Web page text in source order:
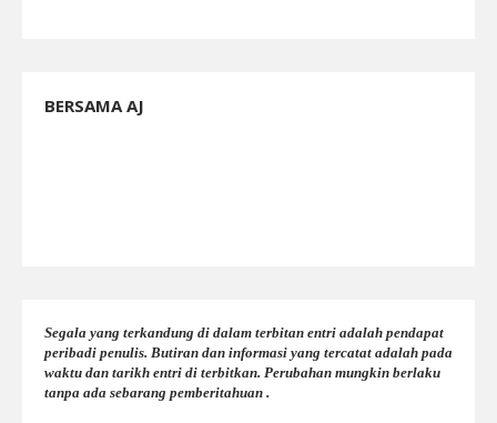
BERSAMA AJ
Segala yang terkandung di dalam terbitan entri adalah pendapat
peribadi penulis. Butiran dan informasi yang tercatat adalah pada
waktu dan tarikh entri di terbitkan. Perubahan mungkin berlaku
tanpa ada sebarang pemberitahuan .